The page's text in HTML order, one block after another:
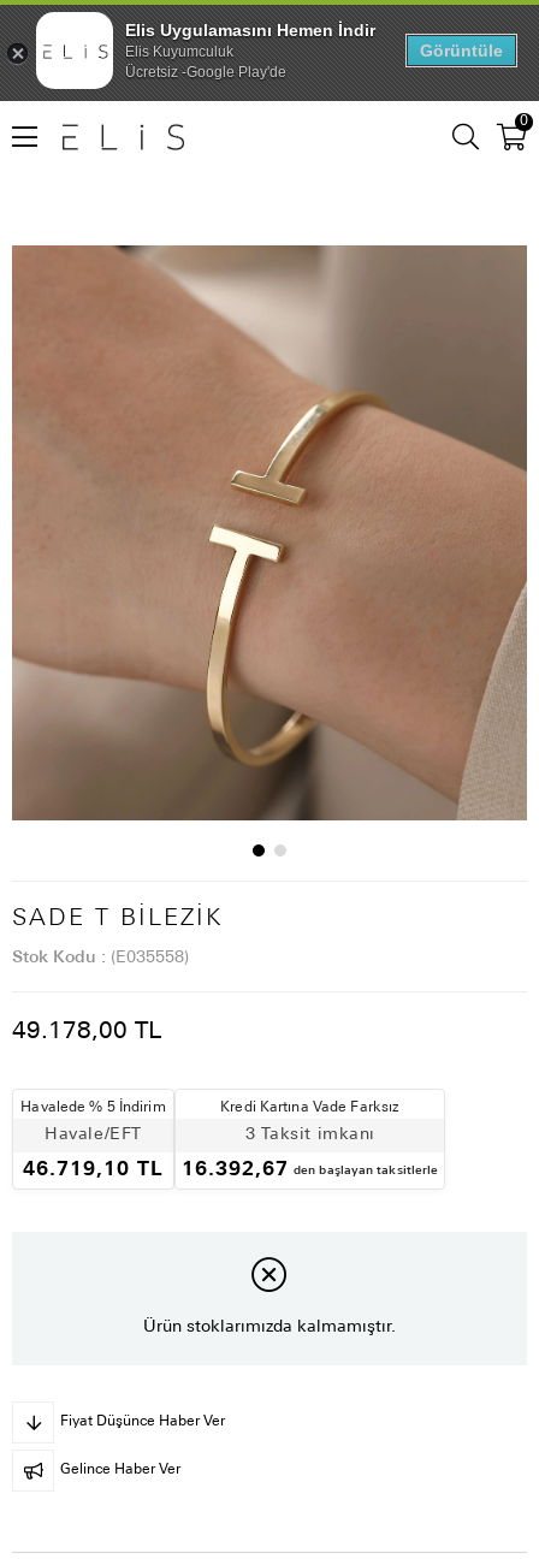
0
SADE T BILEZIK
Stok Kodu (E035558)
49.178,00 TL
Havalede % 5 İndirim
Havale/EFT
46.719,10 TL
Kredi Kartına Vade Farksız
3 Taksit imkanı
16.392,67 den başlayan taksitlerle
Ürün stoklarımızda kalmamıştır.
Fiyat Düşünce Haber Ver
Gelince Haber Ver
Elis Uygulamasını Hemen İndir
Elis Kuyumculuk
Ücretsiz -Google Play'de
Görüntüle